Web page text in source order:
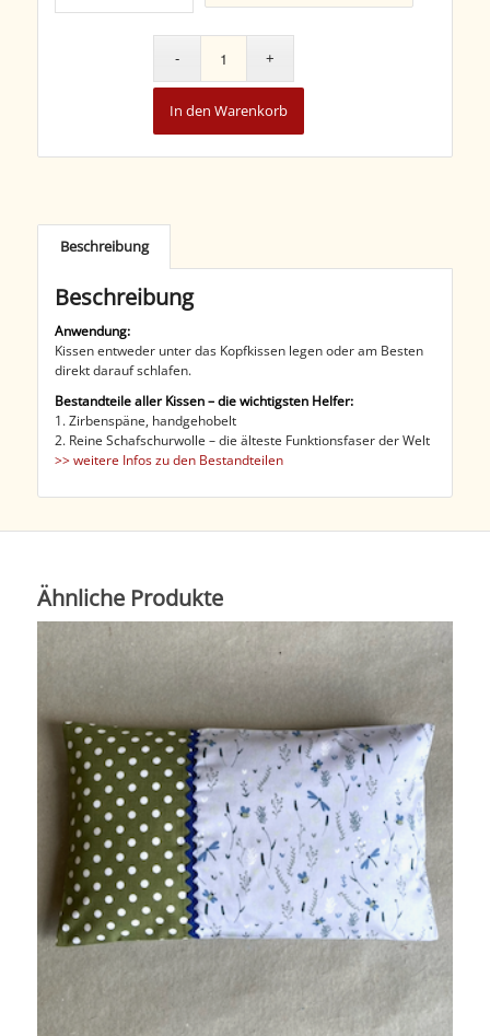
In den Warenkorb
Beschreibung
Beschreibung
Anwendung:
Kissen entweder unter das Kopfkissen legen oder am Besten
direkt darauf schlafen.
Bestandteile aller Kissen – die wichtigsten Helfer:
1. Zirbenspäne, handgehobelt
2. Reine Schafschurwolle – die älteste Funktionsfaser der Welt
>> weitere Infos zu den Bestandteilen
Ähnliche Produkte